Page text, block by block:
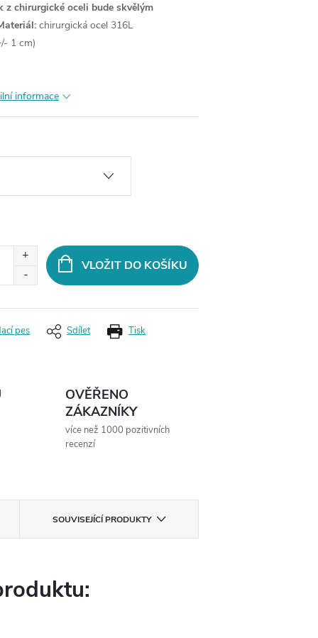
z chirurgické oceli bude skvělým
chirurgická ocel 316L
1 cm)
informace
VLOŽIT DO KOŠÍKU
Tisk
pes Sdílet
OVĚŘENO
ZÁKAZNÍKY
více než 1000 pozitivních
recenzí
SOUVISEJÍCÍ PRODUKTY